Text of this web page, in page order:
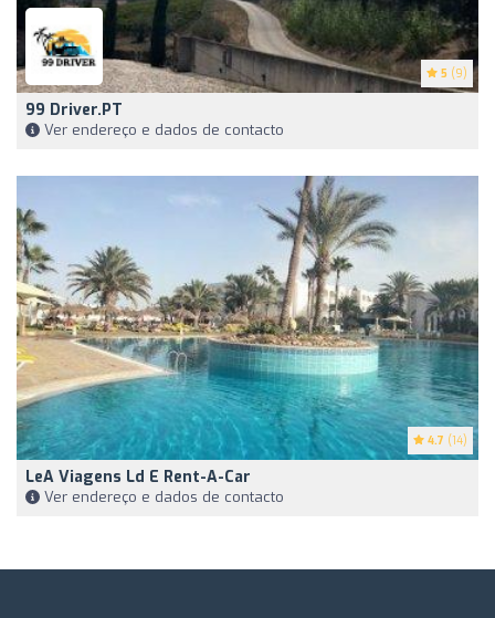
5 (9)
99 Driver.PT
Ver endereço e dados de contacto
4.7 (14)
LeA Viagens Ld E Rent-A-Car
Ver endereço e dados de contacto